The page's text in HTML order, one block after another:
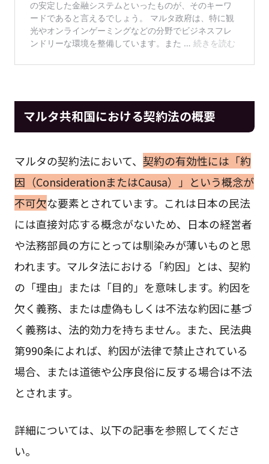
マルタ共和国における契約法の概要
マルタの契約法において、 契約の有効性には「約
因（ConsiderationまたはCausa）」という概念が
不可欠な要素とされています。これは日本の民法
には直接対応する概念がないため、日本の経営者
や法務部員の方にとっては馴染みが薄いものと思
われます。マルタ法における「約因」とは、契約
の「理由」または「目的」を意味します。約因を
欠く義務、または虚偽もしくは不法な約因に基づ
く義務は、法的効力を持ちません。また、民法典
第990条によれば、約因が法律で禁止されている
場合、または道徳や公序良俗に反する場合は不法
とされます。
詳細については、以下の記事を参照してくださ
い。